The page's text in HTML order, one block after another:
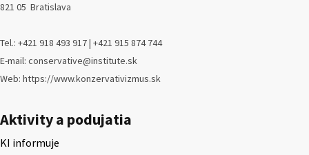
821 05 Bratislava
Tel.: +421 918 493 917 | +421 915 874 744
E-mail: conservative@institute.sk
Web: https://www.konzervativizmus.sk
Aktivity a podujatia
KI informuje